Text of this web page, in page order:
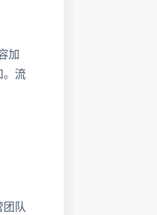
加
。流
队